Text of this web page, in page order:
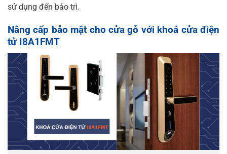
sử dụng đến bảo trì.
Nâng cấp bảo mật cho cửa gỗ với khoá cửa điện
tử I8A1FMT